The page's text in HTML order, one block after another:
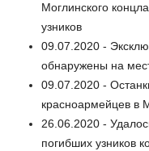
Моглинского
узников
09.07.2020 -
обнаружены на
09.07.2020 -
красноармейцев в
26.06.2020 -
погибших узников